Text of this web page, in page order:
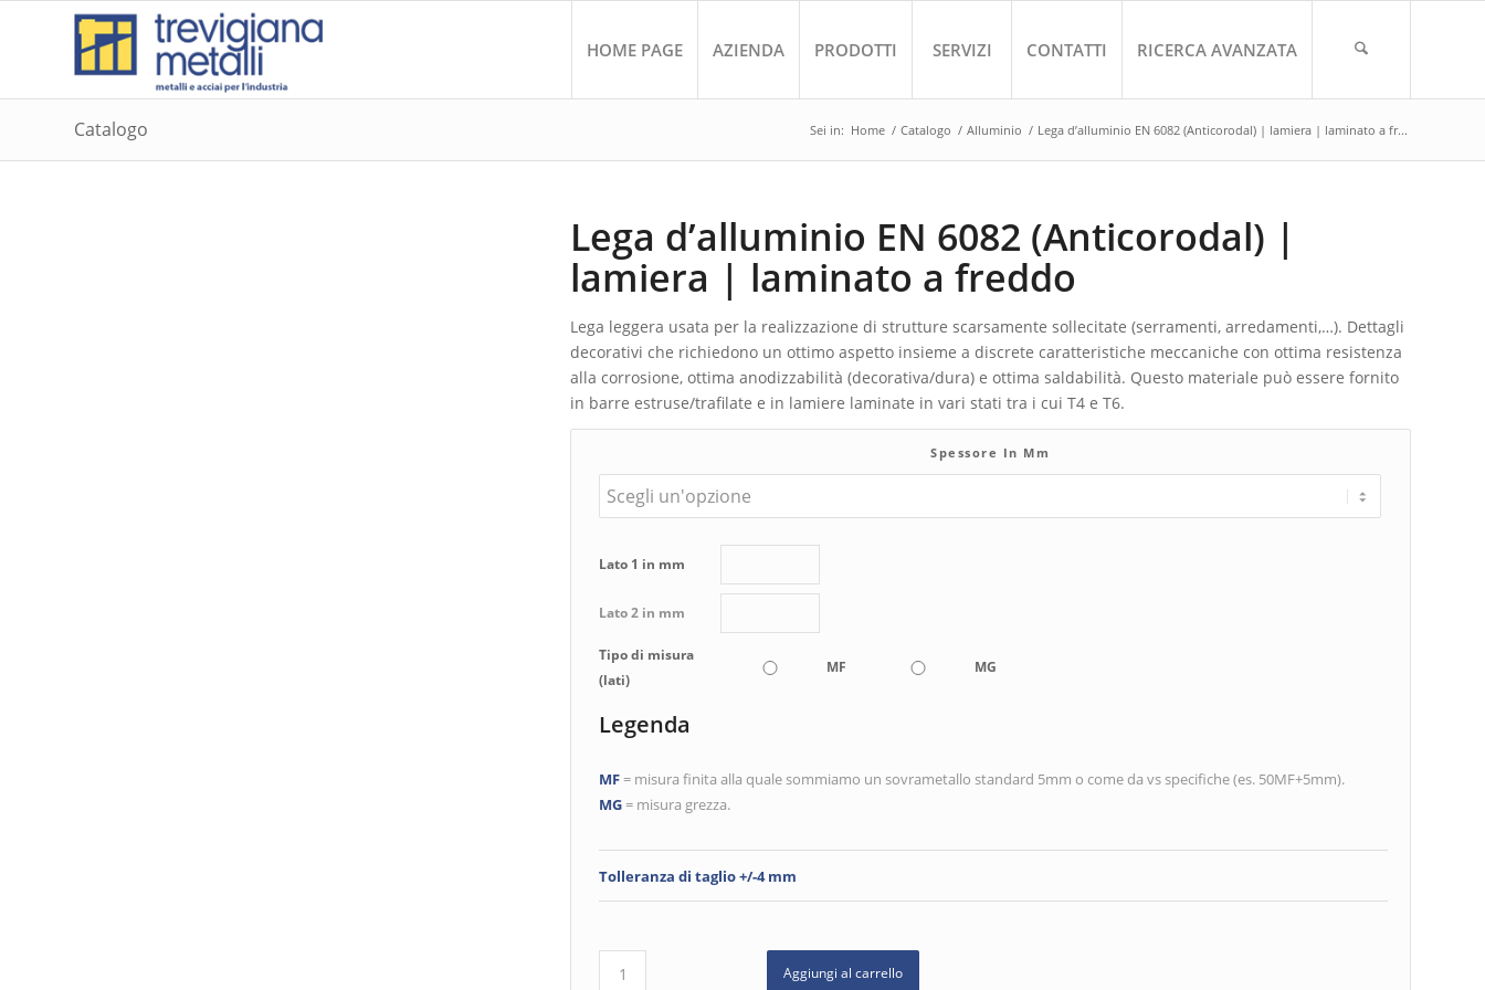
HOME PAGE AZIENDA PRODOTTI SERVIZI CONTATTI RICERCA AVANZATA
Catalogo Sei in: Home / Catalogo / Alluminio / Lega d’alluminio EN 6082 (Anticorodal) | lamiera | laminato a fr...
Lega d’alluminio EN 6082 (Anticorodal) |
lamiera | laminato a freddo
Lega leggera usata per la realizzazione di strutture scarsamente sollecitate (serramenti, arredamenti,…). Dettagli
decorativi che richiedono un ottimo aspetto insieme a discrete caratteristiche meccaniche con ottima resistenza
alla corrosione, ottima anodizzabilità (decorativa/dura) e ottima saldabilità. Questo materiale può essere fornito
in barre estruse/trafilate e in lamiere laminate in vari stati tra i cui T4 e T6.
Spessore In Mm
Lato 1 in mm
Lato 2 in mm
Tipo di misura
(lati)
MF MG
Legenda
MF= misura finita alla quale sommiamo un sovrametallo standard 5mm o come da vs specifiche (es. 50MF+5mm).
MG= misura grezza.
Tolleranza di taglio +/-4 mm
Aggiungi al carrello